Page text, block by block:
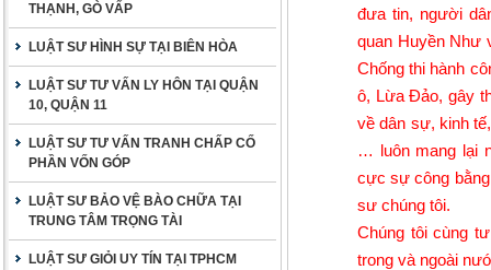
THẠNH, GÒ VẤP
LUẬT SƯ HÌNH SỰ TẠI BIÊN HÒA
LUẬT SƯ TƯ VẤN LY HÔN TẠI QUẬN
10, QUẬN 11
LUẬT SƯ TƯ VẤN TRANH CHẤP CỐ
PHẦN VỐN GÓP
LUẬT SƯ BẢO VỆ BÀO CHỮA TẠI
TRUNG TÂM TRỌNG TÀI
LUẬT SƯ GIỎI UY TÍN TẠI TPHCM
đưa tin, người
quan Huyền Như
Chống thi hành
ô, Lừa Đảo, gây
về dân sự, kinh
… luôn mang lại
cực sự công
sư chúng tôi.
Chúng tôi cùng
trong và ngoài